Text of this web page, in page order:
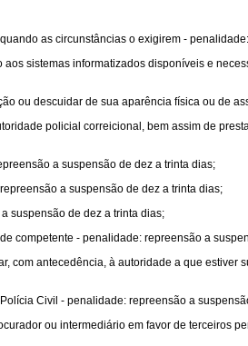
as circunstâncias o exigirem -
sistemas informatizados disponíveis e
ou descuidar de sua aparência física ou de
policial correicional, bem assim de
a suspensão de dez a trinta dias;
a suspensão de dez a trinta dias;
suspensão de dez a trinta dias;
competente - penalidade: repreensão a
com antecedência, à autoridade a que
Civil - penalidade: repreensão a
ou intermediário em favor de terceiros